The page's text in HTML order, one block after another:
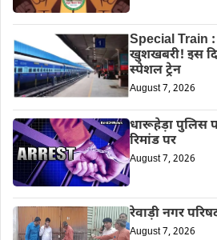
Special Train :
खुशखबरी! इस
स्पेशल ट्रेन
August 7, 2026
धारूहेड़ा पुलिस
रिमांड पर
August 7, 2026
रेवाड़ी नगर
August 7, 2026